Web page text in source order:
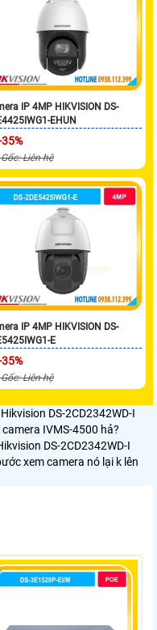
IP 4MP HIKVISION DS-
EHUN
35%
Liên hệ
IP 4MP HIKVISION DS-
E
35%
Liên hệ
DS-2CD2342WD-I
IVMS-4500 hả?
DS-2CD2342WD-I
xem camera nó lại k lên